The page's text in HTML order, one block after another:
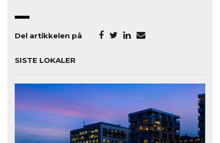
Del artikkelen på
SISTE LOKALER